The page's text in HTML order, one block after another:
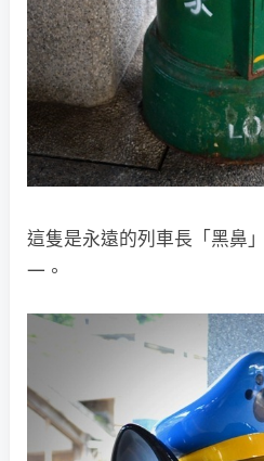
這隻是永遠的列車長「黑鼻
一。